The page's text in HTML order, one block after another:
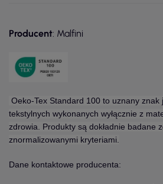
Producent: Malfini
Oeko-Tex Standard 100 to uznany znak
tekstylnych wykonanych wyłącznie z
zdrowia. Produkty są dokładnie badane
znormalizowanymi kryteriami.
Dane kontaktowe producenta: